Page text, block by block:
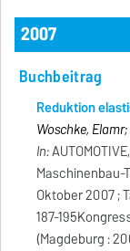
2007
Buchbeitrag
Reduktion
Woschke,
In:
Maschinenbau-
Oktober 2007 ;
187-
(Magdeburg :